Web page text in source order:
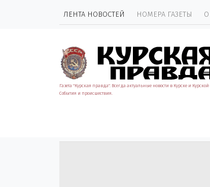
ЛЕНТА НОВОСТЕЙ НОМЕРА ГАЗЕТЫ О
Газета "Курская правда". Всегда актуальные новости в Курске и Курской
События и происшествия.